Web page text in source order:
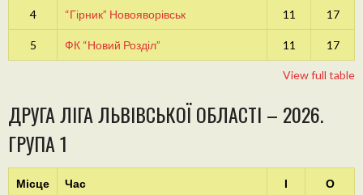
4 “Гірник” Новояворівськ 11 17
5 ФК “Новий Розділ” 11 17
View full table
ДРУГА ЛІГА ЛЬВІВСЬКОЇ ОБЛАСТІ – 2026.
ГРУПА 1
Місце Час І О